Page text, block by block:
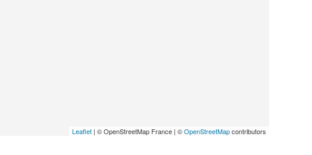
Leaflet | © OpenStreetMap France | ©OpenStreetMapcontributors